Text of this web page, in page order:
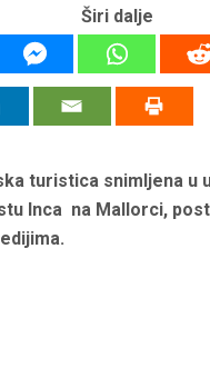
Širi dalje
turistica snimljena u
Inca na Mallorci,